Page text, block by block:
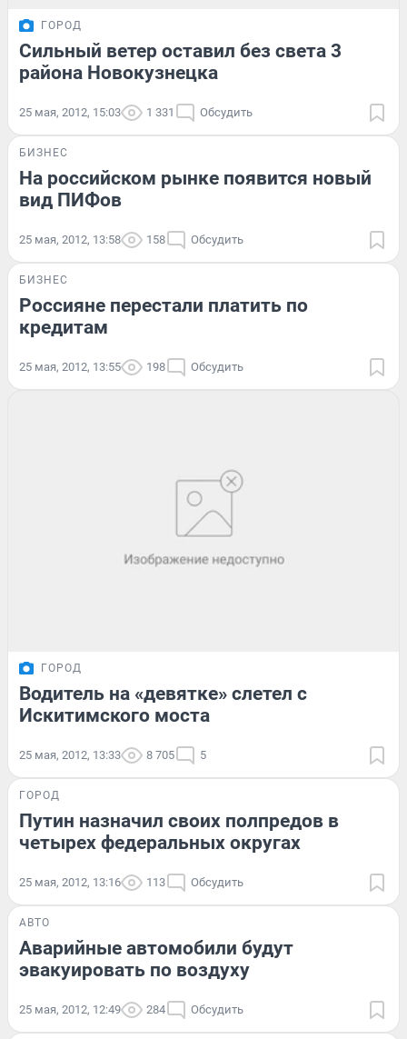
ГОРОД
Сильный ветер оставил без света 3
района Новокузнецка
25 мая, 2012, 15:03 1 331 Обсудить
БИЗНЕС
На российском рынке появится новый
вид ПИФов
25 мая, 2012, 13:58 158 Обсудить
БИЗНЕС
Россияне перестали платить по
кредитам
25 мая, 2012, 13:55 198 Обсудить
ГОРОД
Водитель на «девятке» слетел с
Искитимского моста
25 мая, 2012, 13:33 8 705 5
ГОРОД
Путин назначил своих полпредов в
четырех федеральных округах
25 мая, 2012, 13:16 113 Обсудить
АВТО
Аварийные автомобили будут
эвакуировать по воздуху
25 мая, 2012, 12:49 284 Обсудить